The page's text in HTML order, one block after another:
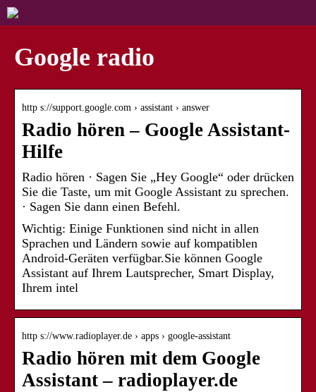
Google radio
http s://support.google.com › assistant › answer
Radio hören – Google Assistant-
Hilfe
Radio hören · Sagen Sie „Hey Google“ oder drücken
Sie die Taste, um mit Google Assistant zu sprechen.
· Sagen Sie dann einen Befehl.
Wichtig: Einige Funktionen sind nicht in allen
Sprachen und Ländern sowie auf kompatiblen
Android-Geräten verfügbar.Sie können Google
Assistant auf Ihrem Lautsprecher, Smart Display,
Ihrem intel
http s://www.radioplayer.de › apps › google-assistant
Radio hören mit dem Google
Assistant – radioplayer.de